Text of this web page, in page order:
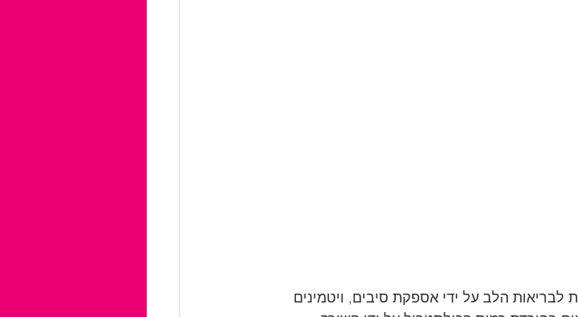
לבריאות הלב על ידי אספקת סיבים, ויטמינים